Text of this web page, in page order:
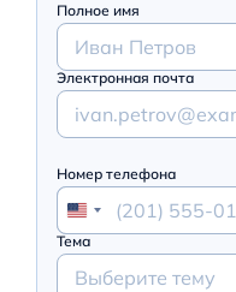
Полное имя
Электронная почта
Номер телефона
Тема
Выберите тему